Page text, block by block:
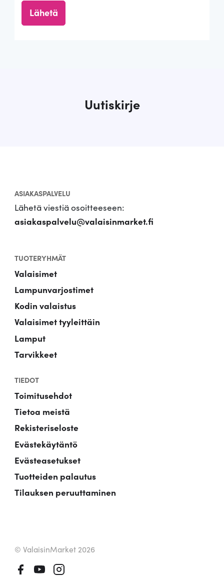
Uutiskirje
ASIAKASPALVELU
Lähetä viestiä osoitteeseen:
asiakaspalvelu@valaisinmarket.fi
TUOTERYHMÄT
Valaisimet
Lampunvarjostimet
Kodin valaistus
Valaisimet tyyleittäin
Lamput
Tarvikkeet
TIEDOT
Toimitusehdot
Tietoa meistä
Rekisteriseloste
Evästekäytäntö
Evästeasetukset
Tuotteiden palautus
Tilauksen peruuttaminen
© ValaisinMarket 2026
FacebookYoutubeInstagram